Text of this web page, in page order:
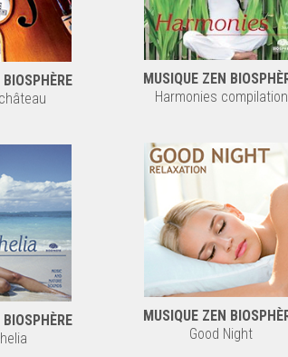
MUSIQUE ZEN
Harmonies compilation
MUSIQUE ZEN
Good Night